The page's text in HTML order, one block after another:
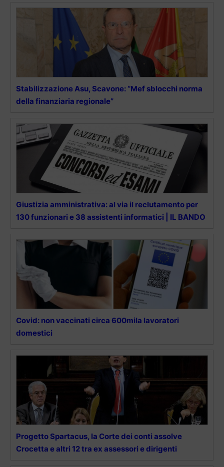
Stabilizzazione Asu, Scavone: “Mef sblocchi norma
della finanziaria regionale”
Giustizia amministrativa: al via il reclutamento per
130 funzionari e 38 assistenti informatici | IL BANDO
Covid: non vaccinati circa 600mila lavoratori
domestici
Progetto Spartacus, la Corte dei conti assolve
Crocetta e altri 12 tra ex assessori e dirigenti